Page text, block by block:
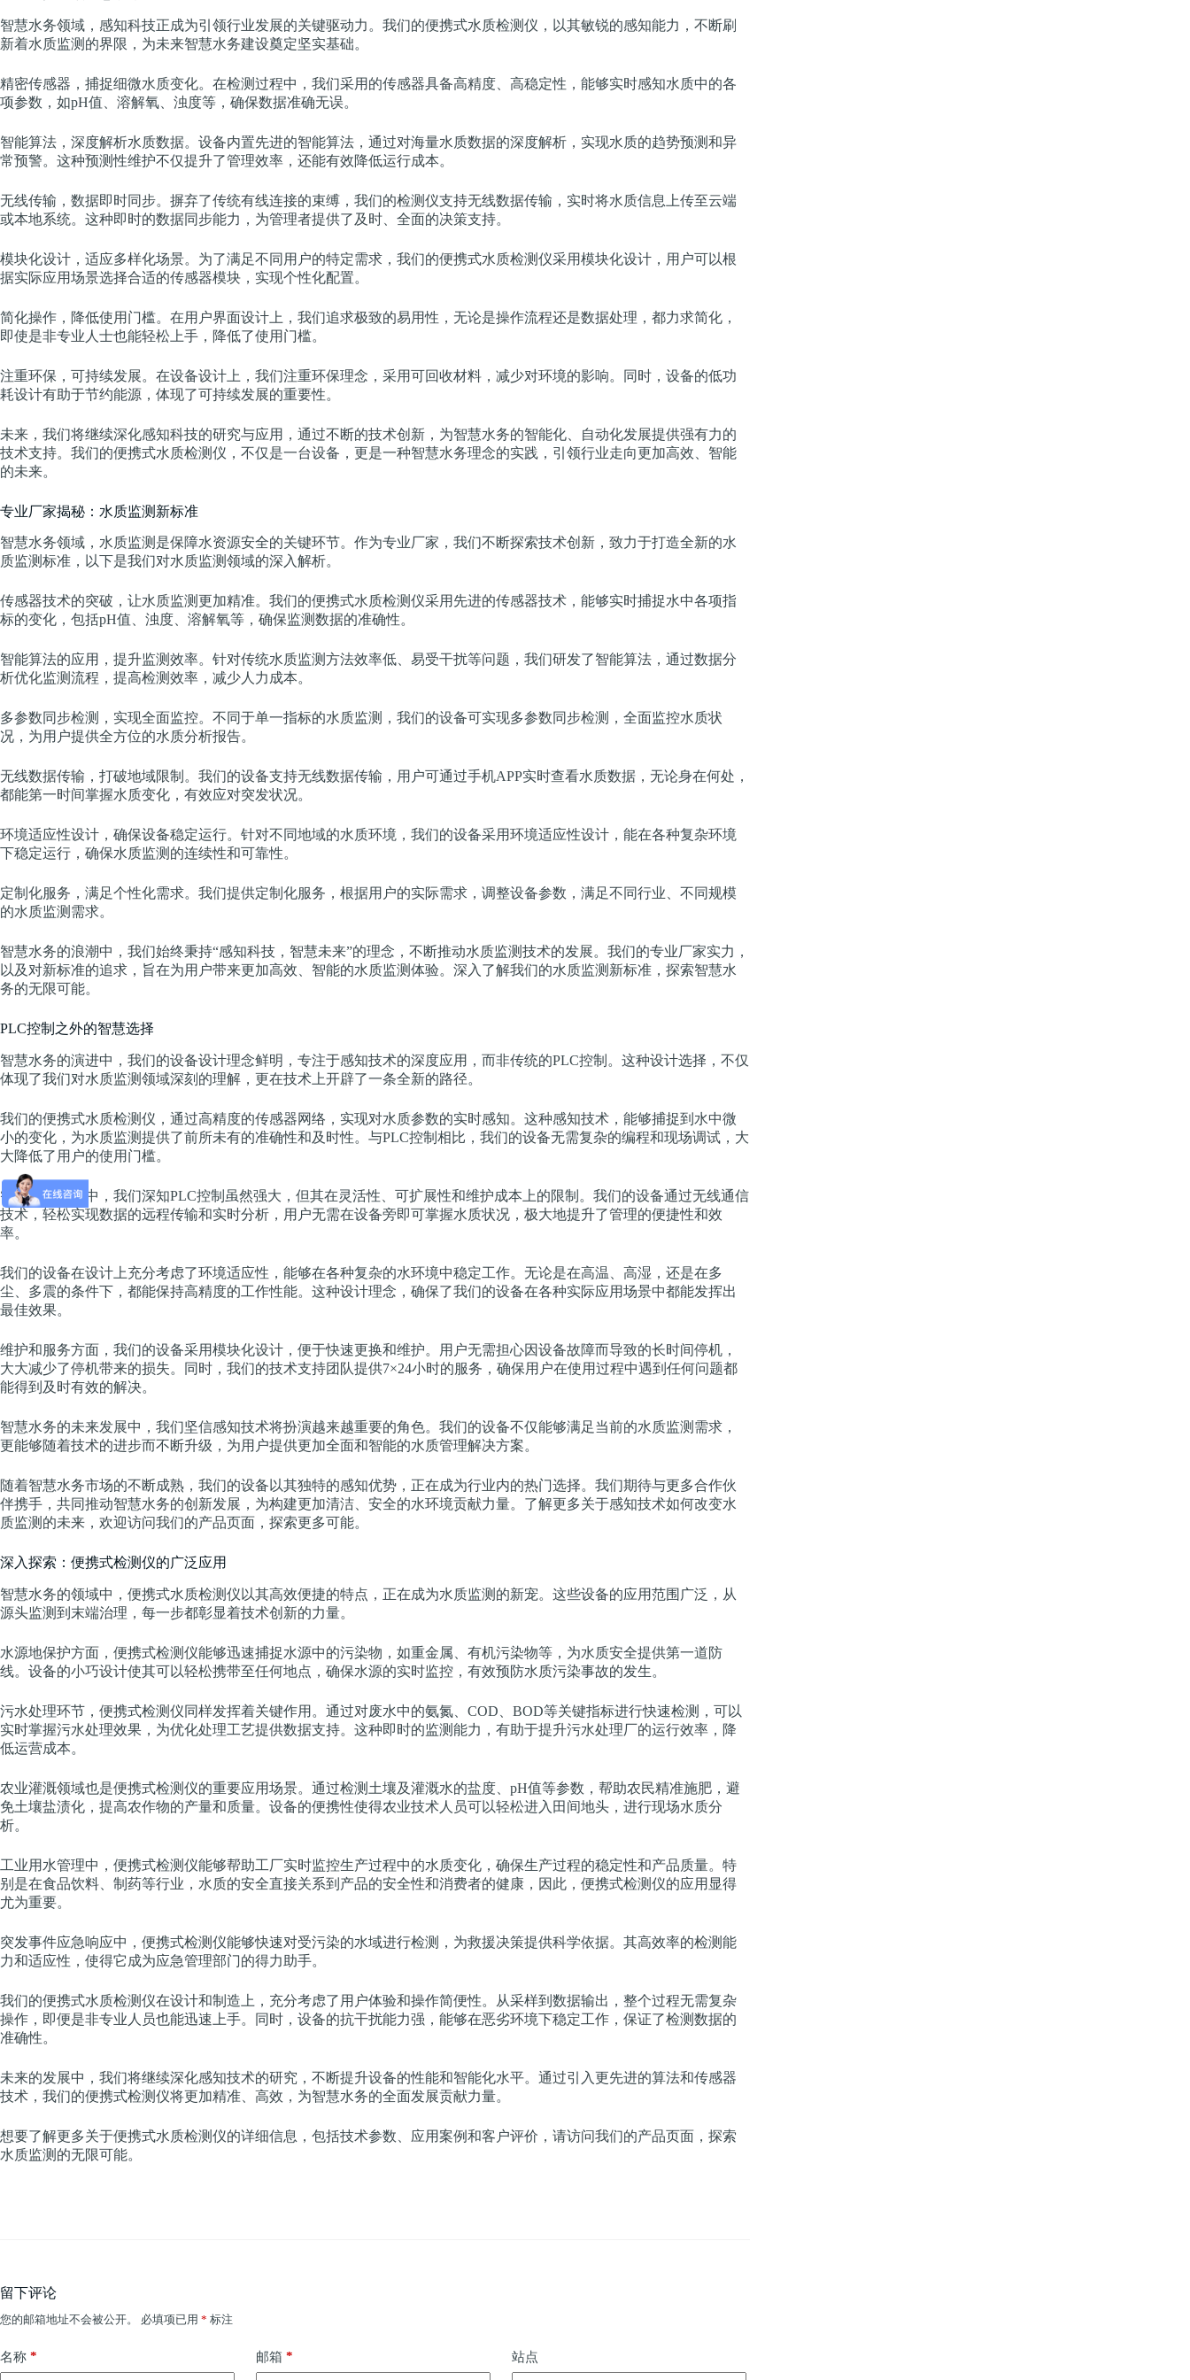
智慧水务领域，感知科技正成为引领行业发展的关键驱动力。我们的便携式水质检测仪，以其敏锐的感知能力，不断刷
新着水质监测的界限，为未来智慧水务建设奠定坚实基础。
精密传感器，捕捉细微水质变化。在检测过程中，我们采用的传感器具备高精度、高稳定性，能够实时感知水质中的各
项参数，如pH值、溶解氧、浊度等，确保数据准确无误。
智能算法，深度解析水质数据。设备内置先进的智能算法，通过对海量水质数据的深度解析，实现水质的趋势预测和异
常预警。这种预测性维护不仅提升了管理效率，还能有效降低运行成本。
无线传输，数据即时同步。摒弃了传统有线连接的束缚，我们的检测仪支持无线数据传输，实时将水质信息上传至云端
或本地系统。这种即时的数据同步能力，为管理者提供了及时、全面的决策支持。
模块化设计，适应多样化场景。为了满足不同用户的特定需求，我们的便携式水质检测仪采用模块化设计，用户可以根
据实际应用场景选择合适的传感器模块，实现个性化配置。
简化操作，降低使用门槛。在用户界面设计上，我们追求极致的易用性，无论是操作流程还是数据处理，都力求简化，
即使是非专业人士也能轻松上手，降低了使用门槛。
注重环保，可持续发展。在设备设计上，我们注重环保理念，采用可回收材料，减少对环境的影响。同时，设备的低功
耗设计有助于节约能源，体现了可持续发展的重要性。
未来，我们将继续深化感知科技的研究与应用，通过不断的技术创新，为智慧水务的智能化、自动化发展提供强有力的
技术支持。我们的便携式水质检测仪，不仅是一台设备，更是一种智慧水务理念的实践，引领行业走向更加高效、智能
的未来。
专业厂家揭秘：水质监测新标准
智慧水务领域，水质监测是保障水资源安全的关键环节。作为专业厂家，我们不断探索技术创新，致力于打造全新的水
质监测标准，以下是我们对水质监测领域的深入解析。
传感器技术的突破，让水质监测更加精准。我们的便携式水质检测仪采用先进的传感器技术，能够实时捕捉水中各项指
标的变化，包括pH值、浊度、溶解氧等，确保监测数据的准确性。
智能算法的应用，提升监测效率。针对传统水质监测方法效率低、易受干扰等问题，我们研发了智能算法，通过数据分
析优化监测流程，提高检测效率，减少人力成本。
多参数同步检测，实现全面监控。不同于单一指标的水质监测，我们的设备可实现多参数同步检测，全面监控水质状
况，为用户提供全方位的水质分析报告。
无线数据传输，打破地域限制。我们的设备支持无线数据传输，用户可通过手机APP实时查看水质数据，无论身在何处，
都能第一时间掌握水质变化，有效应对突发状况。
环境适应性设计，确保设备稳定运行。针对不同地域的水质环境，我们的设备采用环境适应性设计，能在各种复杂环境
下稳定运行，确保水质监测的连续性和可靠性。
定制化服务，满足个性化需求。我们提供定制化服务，根据用户的实际需求，调整设备参数，满足不同行业、不同规模
的水质监测需求。
智慧水务的浪潮中，我们始终秉持“感知科技，智慧未来”的理念，不断推动水质监测技术的发展。我们的专业厂家实力，
以及对新标准的追求，旨在为用户带来更加高效、智能的水质监测体验。深入了解我们的水质监测新标准，探索智慧水
务的无限可能。
PLC控制之外的智慧选择
智慧水务的演进中，我们的设备设计理念鲜明，专注于感知技术的深度应用，而非传统的PLC控制。这种设计选择，不仅
体现了我们对水质监测领域深刻的理解，更在技术上开辟了一条全新的路径。
我们的便携式水质检测仪，通过高精度的传感器网络，实现对水质参数的实时感知。这种感知技术，能够捕捉到水中微
小的变化，为水质监测提供了前所未有的准确性和及时性。与PLC控制相比，我们的设备无需复杂的编程和现场调试，大
大降低了用户的使用门槛。
智能化的浪潮中，我们深知PLC控制虽然强大，但其在灵活性、可扩展性和维护成本上的限制。我们的设备通过无线通信
技术，轻松实现数据的远程传输和实时分析，用户无需在设备旁即可掌握水质状况，极大地提升了管理的便捷性和效
率。
我们的设备在设计上充分考虑了环境适应性，能够在各种复杂的水环境中稳定工作。无论是在高温、高湿，还是在多
尘、多震的条件下，都能保持高精度的工作性能。这种设计理念，确保了我们的设备在各种实际应用场景中都能发挥出
最佳效果。
维护和服务方面，我们的设备采用模块化设计，便于快速更换和维护。用户无需担心因设备故障而导致的长时间停机，
大大减少了停机带来的损失。同时，我们的技术支持团队提供7×24小时的服务，确保用户在使用过程中遇到任何问题都
能得到及时有效的解决。
智慧水务的未来发展中，我们坚信感知技术将扮演越来越重要的角色。我们的设备不仅能够满足当前的水质监测需求，
更能够随着技术的进步而不断升级，为用户提供更加全面和智能的水质管理解决方案。
随着智慧水务市场的不断成熟，我们的设备以其独特的感知优势，正在成为行业内的热门选择。我们期待与更多合作伙
伴携手，共同推动智慧水务的创新发展，为构建更加清洁、安全的水环境贡献力量。了解更多关于感知技术如何改变水
质监测的未来，欢迎访问我们的产品页面，探索更多可能。
深入探索：便携式检测仪的广泛应用
智慧水务的领域中，便携式水质检测仪以其高效便捷的特点，正在成为水质监测的新宠。这些设备的应用范围广泛，从
源头监测到末端治理，每一步都彰显着技术创新的力量。
水源地保护方面，便携式检测仪能够迅速捕捉水源中的污染物，如重金属、有机污染物等，为水质安全提供第一道防
线。设备的小巧设计使其可以轻松携带至任何地点，确保水源的实时监控，有效预防水质污染事故的发生。
污水处理环节，便携式检测仪同样发挥着关键作用。通过对废水中的氨氮、COD、BOD等关键指标进行快速检测，可以
实时掌握污水处理效果，为优化处理工艺提供数据支持。这种即时的监测能力，有助于提升污水处理厂的运行效率，降
低运营成本。
农业灌溉领域也是便携式检测仪的重要应用场景。通过检测土壤及灌溉水的盐度、pH值等参数，帮助农民精准施肥，避
免土壤盐渍化，提高农作物的产量和质量。设备的便携性使得农业技术人员可以轻松进入田间地头，进行现场水质分
析。
工业用水管理中，便携式检测仪能够帮助工厂实时监控生产过程中的水质变化，确保生产过程的稳定性和产品质量。特
别是在食品饮料、制药等行业，水质的安全直接关系到产品的安全性和消费者的健康，因此，便携式检测仪的应用显得
尤为重要。
突发事件应急响应中，便携式检测仪能够快速对受污染的水域进行检测，为救援决策提供科学依据。其高效率的检测能
力和适应性，使得它成为应急管理部门的得力助手。
我们的便携式水质检测仪在设计和制造上，充分考虑了用户体验和操作简便性。从采样到数据输出，整个过程无需复杂
操作，即便是非专业人员也能迅速上手。同时，设备的抗干扰能力强，能够在恶劣环境下稳定工作，保证了检测数据的
准确性。
未来的发展中，我们将继续深化感知技术的研究，不断提升设备的性能和智能化水平。通过引入更先进的算法和传感器
技术，我们的便携式检测仪将更加精准、高效，为智慧水务的全面发展贡献力量。
想要了解更多关于便携式水质检测仪的详细信息，包括技术参数、应用案例和客户评价，请访问我们的产品页面，探索
水质监测的无限可能。
留下评论
您的邮箱地址不会被公开。 必填项已用 * 标注
名称 * 邮箱 * 站点